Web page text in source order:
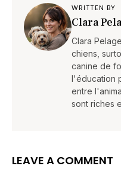
WRITTEN BY
Clara
Clara
chiens,
canine de
l'éducation
entre
sont riches
LEAVE A COMMENT